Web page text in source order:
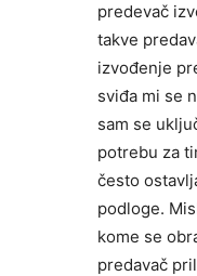
predevač
takve
izvođenje
sviđa mi se
sam se
potrebu za
često
podloge.
kome se
predavač